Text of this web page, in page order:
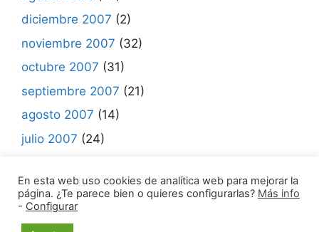
diciembre 2007 (2)
noviembre 2007 (32)
octubre 2007 (31)
septiembre 2007 (21)
agosto 2007 (14)
julio 2007 (24)
© 2021 Madrid Mueve •
En esta web uso cookies de analítica web para mejorar la
página. ¿Te parece bien o quieres configurarlas? Más info
- Configurar